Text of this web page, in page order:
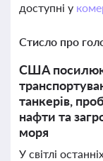
доступні у
Стисло про
США
танкерів,
нафти та
моря
У світлі